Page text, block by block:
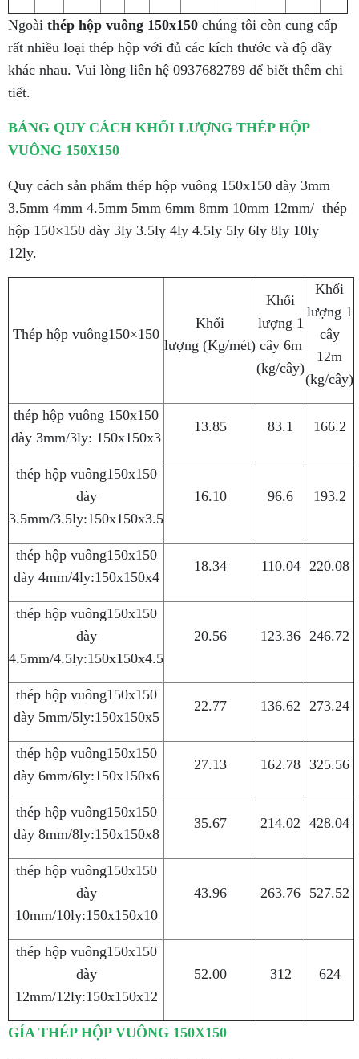
Ngoài thép hộp vuông 150x150 chúng tôi còn cung cấp
rất nhiều loại thép hộp với đủ các kích thước và độ dầy
khác nhau. Vui lòng liên hệ 0937682789 để biết thêm chi
tiết.
BẢNG QUY CÁCH KHỐI LƯỢNG THÉP HỘP
VUÔNG 150X150
Quy cách sản phẩm thép hộp vuông 150x150 dày 3mm
3.5mm 4mm 4.5mm 5mm 6mm 8mm 10mm 12mm/ thép
hộp 150×150 dày 3ly 3.5ly 4ly 4.5ly 5ly 6ly 8ly 10ly
12ly.
Thép hộp vuông150×150
Khối
lượng (Kg/mét)
Khối
lượng 1
cây 6m
(kg/cây)
Khối
lượng 1
cây
12m
(kg/cây)
thép hộp vuông 150x150
dày 3mm/3ly: 150x150x3
13.85 83.1 166.2
thép hộp vuông150x150
dày
3.5mm/3.5ly:150x150x3.5
16.10 96.6 193.2
thép hộp vuông150x150
dày 4mm/4ly:150x150x4
18.34 110.04 220.08
thép hộp vuông150x150
dày
4.5mm/4.5ly:150x150x4.5
20.56 123.36 246.72
thép hộp vuông150x150
dày 5mm/5ly:150x150x5
22.77 136.62 273.24
thép hộp vuông150x150
dày 6mm/6ly:150x150x6
27.13 162.78 325.56
thép hộp vuông150x150
dày 8mm/8ly:150x150x8
35.67 214.02 428.04
thép hộp vuông150x150
dày
10mm/10ly:150x150x10
43.96 263.76 527.52
thép hộp vuông150x150
dày
12mm/12ly:150x150x12
52.00 312 624
GÍA THÉP HỘP VUÔNG 150X150